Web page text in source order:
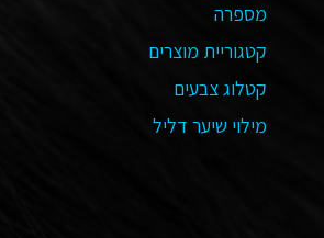
מספרה
קטגוריית מוצרים
קטלוג צבעים
מילוי שיער דליל